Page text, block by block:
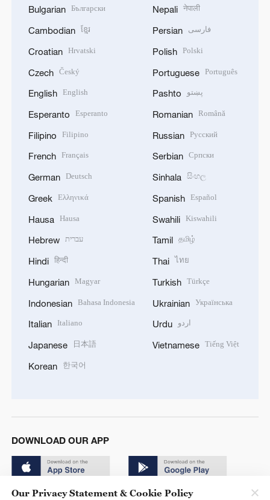
Bulgarian Български
Cambodian ខ្មែរ
Croatian Hrvatski
Czech Český
English English
Esperanto Esperanto
Filipino Filipino
French Français
German Deutsch
Greek Ελληνικά
Hausa Hausa
Hebrew עברית
Hindi हिन्दी
Hungarian Magyar
Indonesian Bahasa Indonesia
Italian Italiano
Japanese 日本語
Korean 한국어
Nepali नेपाली
Persian فارسی
Polish Polski
Portuguese Português
Pashto پښتو
Romanian Română
Russian Русский
Serbian Српски
Sinhala සිංහල
Spanish Español
Swahili Kiswahili
Tamil தமிழ்
Thai ไทย
Turkish Türkçe
Ukrainian Українська
Urdu اردو
Vietnamese Tiếng Việt
DOWNLOAD OUR APP
Our Privacy Statement & Cookie Policy